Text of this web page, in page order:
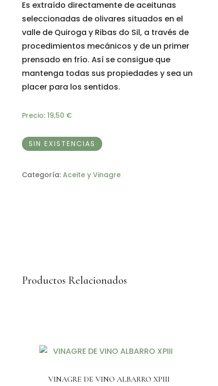
Es extraído directamente de aceitunas
seleccionadas de olivares situados en el
valle de Quiroga y Ribas do Sil, a través de
procedimientos mecánicos y de un primer
prensado en frío. Así se consigue que
mantenga todas sus propiedades y sea un
placer para los sentidos.
Precio: 19,50 €
SIN EXISTENCIAS
Categoría: Aceite y Vinagre
Productos Relacionados
VINAGRE DE VINO ALBARRO XPIII